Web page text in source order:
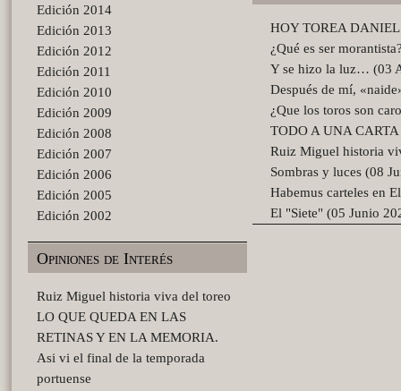
Edición 2014
Edición 2013
Edición 2012
Edición 2011
Edición 2010
Edición 2009
Edición 2008
Edición 2007
Edición 2006
Edición 2005
Edición 2002
Opiniones de Interés
Ruiz Miguel historia viva del toreo
LO QUE QUEDA EN LAS
RETINAS Y EN LA MEMORIA.
Asi vi el final de la temporada
portuense
HOY TOREA DANIEL
¿Qué es ser
Y se hizo la luz… (03
Después de mí,
¿Que los toros son
TODO A UNA
Ruiz Miguel historia
Sombras y luces (08
Habemus carteles en
El "Siete" (05 Junio